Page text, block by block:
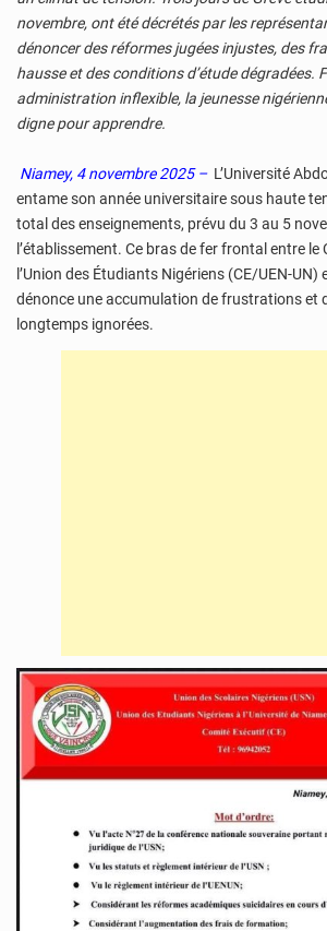
novembre, ont été décrétés par les
dénoncer des réformes jugées injustes, des
hausse et des conditions d’étude dégradées.
administration inflexible, la jeunesse
digne pour apprendre.
Niamey, 4 novembre 2025 – L’Université
entame son année universitaire sous haute
total des enseignements, prévu du 3 au 5
l’établissement. Ce bras de fer frontal entre le
l’Union des Étudiants Nigériens (CE/UEN-UN)
dénonce une accumulation de frustrations et
longtemps ignorées.